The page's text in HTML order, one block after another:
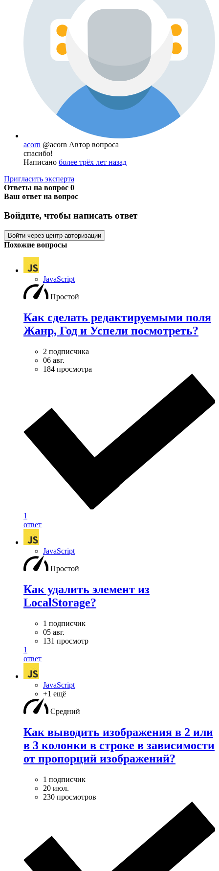
acorn @acorn Автор вопроса
спасибо!
Написано более трёх лет назад
Пригласить эксперта
Ответы на вопрос 0
Ваш ответ на вопрос
Войдите, чтобы написать ответ
Войти через центр авторизации
Похожие вопросы
JavaScript
Простой
Как сделать редактируемыми поля
Жанр, Год и Успели посмотреть?
2 подписчика
06 авг.
184 просмотра
1
ответ
JavaScript
Простой
Как удалить элемент из
LocalStorage?
1 подписчик
05 авг.
131 просмотр
1
ответ
JavaScript
+1 ещё
Средний
Как выводить изображения в 2 или
в 3 колонки в строке в зависимости
от пропорций изображений?
1 подписчик
20 июл.
230 просмотров